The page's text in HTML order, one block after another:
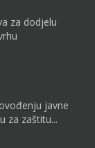
za dodjelu
javne
za zaštitu...